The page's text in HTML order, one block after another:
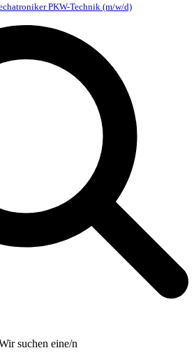
PKW-Technik (m/w/d)
suchen eine/n